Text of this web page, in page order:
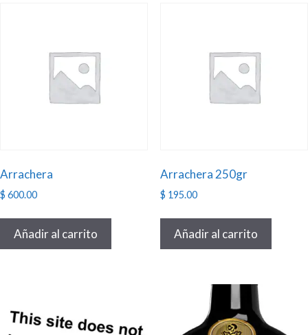
Arrachera
$ 600.00
Añadir al carrito
Arrachera 250gr
$ 195.00
Añadir al carrito